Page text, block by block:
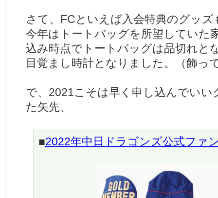
さて、FCといえば入会特典のグッ
今年はトートバッグを所望していた
込み時点でトートバッグは品切れと
目覚まし時計となりました。（飾っ
で、2021こそは早く申し込んでい
た矢先、
■2022年中日ドラゴンズ公式ファ